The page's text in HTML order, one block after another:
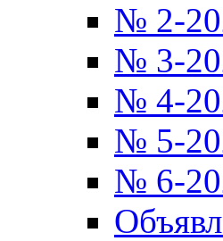
№ 2-
№ 3-
№ 4-
№ 5-
№ 6-